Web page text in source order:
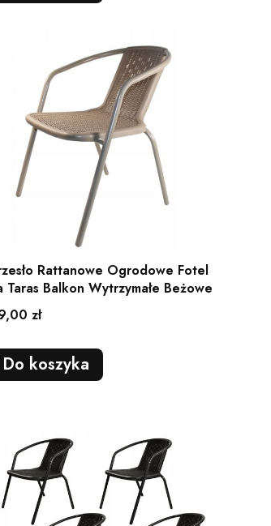
Rattanowe Ogrodowe Fotel
Taras Balkon Wytrzymałe Beżowe
zł
Do koszyka